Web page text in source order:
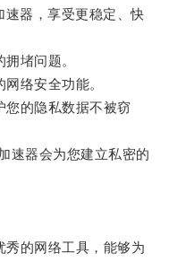
速器，享受更稳定、快
堵问题。
络安全功能。
的隐私数据不被窃
器会为您建立私密的
的网络工具，能够为